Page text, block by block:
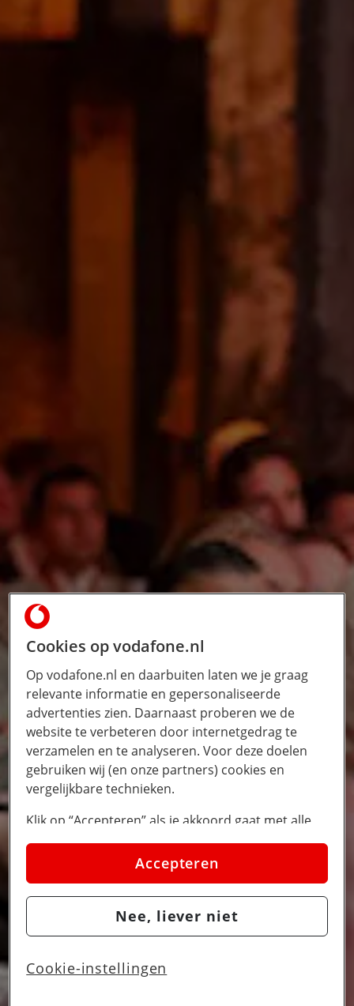
Cookies op vodafone.nl
Op vodafone.nl en daarbuiten laten we je graag
relevante informatie en gepersonaliseerde
advertenties zien. Daarnaast proberen we de
website te verbeteren door internetgedrag te
verzamelen en te analyseren. Voor deze doelen
gebruiken wij (en onze partners) cookies en
vergelijkbare technieken.
Klik op “Accepteren” als je akkoord gaat met alle
cookies. Kies je voor “Nee, liever niet”, dan
plaatsen we alleen strikt noodzakelijke cookies om
de website goed te laten werken. Dat betekent dat
we geen vormen van personalisatie toepassen.
Via cookie instellingen kan je zelf bepalen welke
wijzigen of intrekken op de
Accepteren
Nee, liever niet
Cookie-instellingen